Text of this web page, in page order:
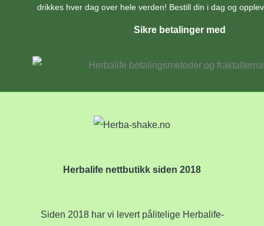
drikkes hver dag over hele verden! Bestill din i dag og
Sikre betalinger med
Herbalife nettbutikk siden 2018
Siden 2018 har vi levert pålitelige Herbalife-